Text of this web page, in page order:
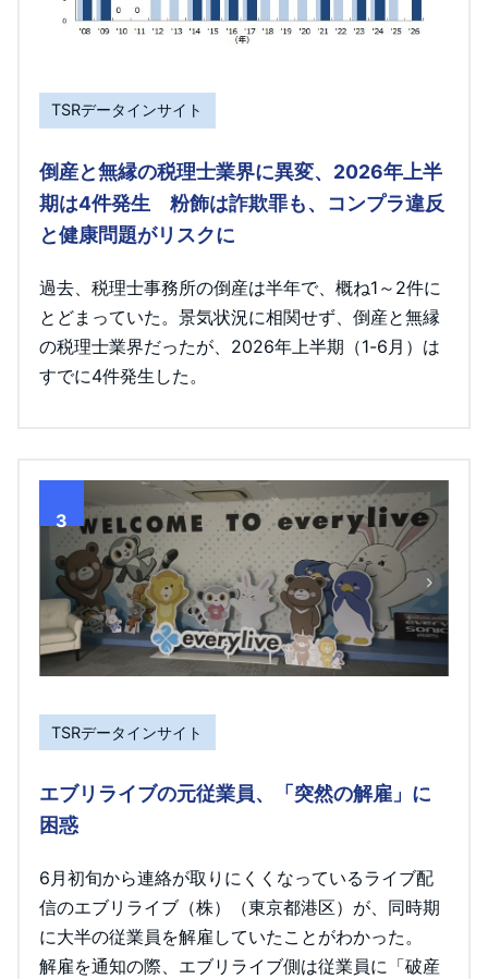
TSRデータインサイト
倒産と無縁の税理士業界に異変、2026年上半
期は4件発生 粉飾は詐欺罪も、コンプラ違反
と健康問題がリスクに
過去、税理士事務所の倒産は半年で、概ね1～2件に
とどまっていた。景気状況に相関せず、倒産と無縁
の税理士業界だったが、2026年上半期（1-6月）は
すでに4件発生した。
3
TSRデータインサイト
エブリライブの元従業員、「突然の解雇」に
困惑
6月初旬から連絡が取りにくくなっているライブ配
信のエブリライブ（株）（東京都港区）が、同時期
に大半の従業員を解雇していたことがわかった。
解雇を通知の際、エブリライブ側は従業員に「破産